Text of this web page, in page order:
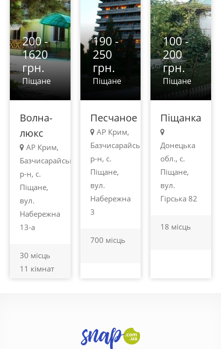
200 -
1620
грн.
Піщане
Волна-
люкс
АР Крим,
Базчисарайський
р-н, с.
Піщане,
вул.
Набережна
13-а
30 місць
11 кімнат
190 -
250
грн.
Піщане
Песчаное
АР Крим,
Базчисарайський
р-н, с.
Піщане,
вул.
Набережна
3
700 місць
100 -
200
грн.
Піщане
Піщанка
Донецька
обл., с.
Піщане,
вул.
Гірська 82
18 місць